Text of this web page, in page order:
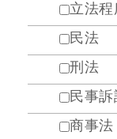
立法
民法
刑法
民事
商事法